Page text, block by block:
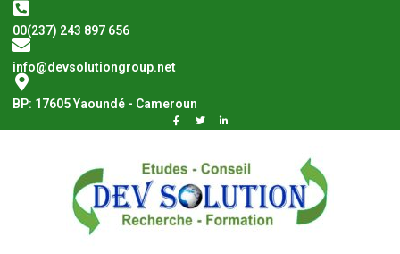
00(237) 243 897 656
info@devsolutiongroup.net
BP: 17605 Yaoundé - Cameroun